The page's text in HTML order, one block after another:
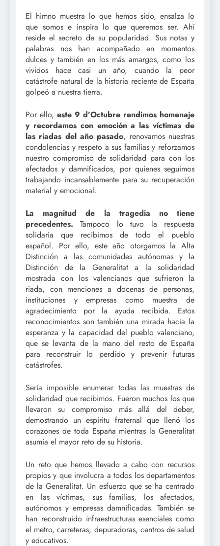
El himno muestra lo que hemos sido, ensalza lo
que somos e inspira lo que queremos ser. Ahí
reside el secreto de su popularidad. Sus notas y
palabras nos han acompañado en momentos
dulces y también en los más amargos, como los
vividos hace casi un año, cuando la peor
catástrofe natural de la historia reciente de España
golpeó a nuestra tierra.
Por ello, este 9 d’Octubre rendimos homenaje
y recordamos con emoción a las víctimas de
las riadas del año pasado, renovamos nuestras
condolencias y respeto a sus familias y reforzamos
nuestro compromiso de solidaridad para con los
afectados y damnificados, por quienes seguimos
trabajando incansablemente para su recuperación
material y emocional.
La magnitud de la tragedia no tiene
precedentes. Tampoco lo tuvo la respuesta
solidaria que recibimos de todo el pueblo
español. Por ello, este año otorgamos la Alta
Distinción a las comunidades autónomas y la
Distinción de la Generalitat a la solidaridad
mostrada con los valencianos que sufrieron la
riada, con menciones a docenas de personas,
instituciones y empresas como muestra de
agradecimiento por la ayuda recibida. Estos
reconocimientos son también una mirada hacia la
esperanza y la capacidad del pueblo valenciano,
que se levanta de la mano del resto de España
para reconstruir lo perdido y prevenir futuras
catástrofes.
Sería imposible enumerar todas las muestras de
solidaridad que recibimos. Fueron muchos los que
llevaron su compromiso más allá del deber,
demostrando un espíritu fraternal que llenó los
corazones de toda España mientras la Generalitat
asumía el mayor reto de su historia.
Un reto que hemos llevado a cabo con recursos
propios y que involucra a todos los departamentos
de la Generalitat. Un esfuerzo que se ha centrado
en las víctimas, sus familias, los afectados,
autónomos y empresas damnificadas. También se
han reconstruido infraestructuras esenciales como
el metro, carreteras, depuradoras, centros de salud
y educativos.